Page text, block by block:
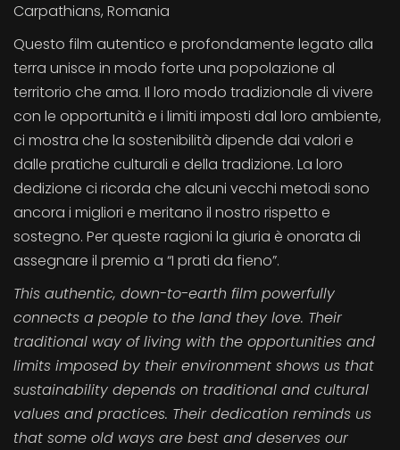
Carpathians, Romania
Questo film autentico e profondamente legato alla
terra unisce in modo forte una popolazione al
territorio che ama. Il loro modo tradizionale di vivere
con le opportunità e i limiti imposti dal loro ambiente,
ci mostra che la sostenibilità dipende dai valori e
dalle pratiche culturali e della tradizione. La loro
dedizione ci ricorda che alcuni vecchi metodi sono
ancora i migliori e meritano il nostro rispetto e
sostegno. Per queste ragioni la giuria è onorata di
assegnare il premio a “I prati da fieno”.
This authentic, down-to-earth film powerfully
connects a people to the land they love. Their
traditional way of living with the opportunities and
limits imposed by their environment shows us that
sustainability depends on traditional and cultural
values and practices. Their dedication reminds us
that some old ways are best and deserves our